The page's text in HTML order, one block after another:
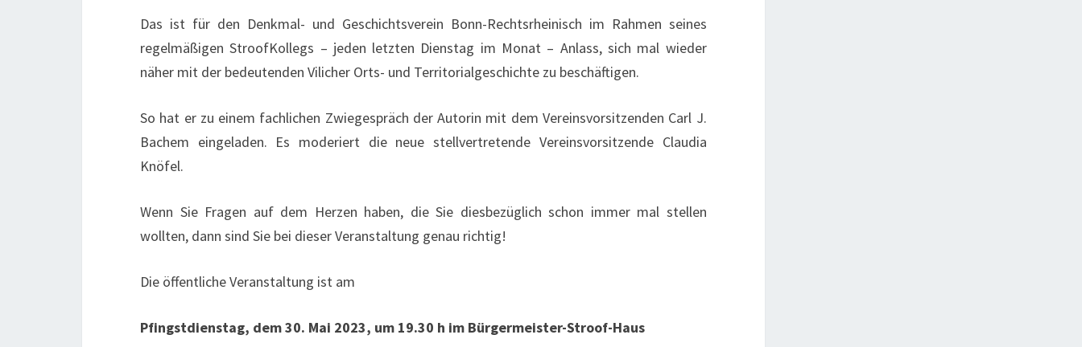
E
R
C
Das ist für den Denkmal- und Geschichtsverein Bonn-Rechtsrheinisch im Rahmen seines
regelmäßigen StroofKollegs – jeden letzten Dienstag im Monat – Anlass, sich mal wieder
näher mit der bedeutenden Vilicher Orts- und Territorialgeschichte zu beschäftigen.
So hat er zu einem fachlichen Zwiegespräch der Autorin mit dem Vereinsvorsitzenden Carl J.
Bachem eingeladen. Es moderiert die neue stellvertretende Vereinsvorsitzende Claudia
Knöfel.
Wenn Sie Fragen auf dem Herzen haben, die Sie diesbezüglich schon immer mal stellen
wollten, dann sind Sie bei dieser Veranstaltung genau richtig!
Die öffentliche Veranstaltung ist am
Pfingstdienstag, dem 30. Mai 2023, um 19.30 h im Bürgermeister-Stroof-Haus